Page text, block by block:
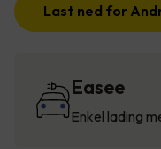
Last ned for
Easee
Enkel lading